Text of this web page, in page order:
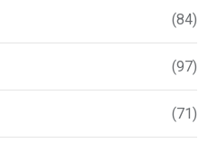
(84)
(97)
(71)